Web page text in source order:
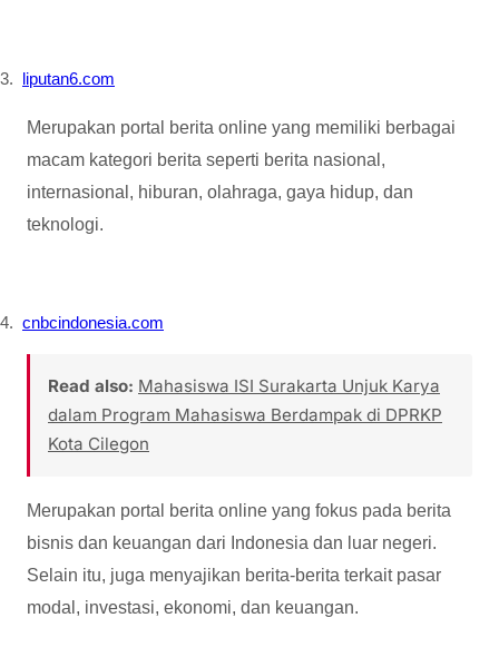
3. liputan6.com
Merupakan portal berita online yang memiliki berbagai
macam kategori berita seperti berita nasional,
internasional, hiburan, olahraga, gaya hidup, dan
teknologi.
4. cnbcindonesia.com
Read also: Mahasiswa ISI Surakarta Unjuk Karya
dalam Program Mahasiswa Berdampak di DPRKP
Kota Cilegon
Merupakan portal berita online yang fokus pada berita
bisnis dan keuangan dari Indonesia dan luar negeri.
Selain itu, juga menyajikan berita-berita terkait pasar
modal, investasi, ekonomi, dan keuangan.